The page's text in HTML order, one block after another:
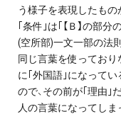
う様子を表現したもの
｢条件｣は｢【Ｂ】の部
(空所部)一文一部の法
同じ言葉を使っており
に｢外国語｣になってい
ので、その前が｢理由｣
人の言葉になってし